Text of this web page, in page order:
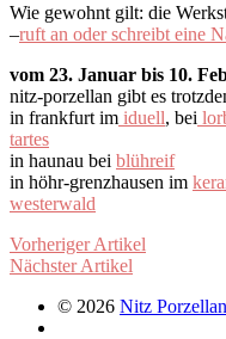
Wie gewohnt gilt: die
–ruft an oder schreibt eine
vom 23. Januar bis 10.
nitz-porzellan gibt es
in frankfurt im iduell, bei
tartes
in haunau bei blühreif
in höhr-grenzhausen im
westerwald
Vorheriger Artikel
Nächster Artikel
© 2026 Nitz